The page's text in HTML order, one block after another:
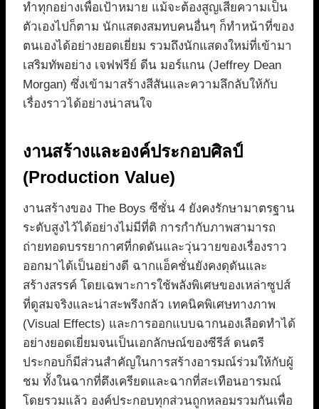
ทำทุกอย่างเพื่อเป้าหมาย แม้จะต้องสูญเสียความเป็น
ตัวเองไปก็ตาม นักแสดงสมทบคนอื่นๆ ก็ทำหน้าที่ของ
ตนเองได้อย่างยอดเยี่ยม รวมถึงนักแสดงใหม่ที่เข้ามา
เสริมทัพอย่าง เจฟฟรีย์ ดีน มอร์แกน (Jeffrey Dean
Morgan) ซึ่งเข้ามาสร้างสีสันและความลึกลับให้กับ
เรื่องราวได้อย่างน่าสนใจ
งานสร้างและองค์ประกอบศิลป์
(Production Value)
งานสร้างของ The Boys ซีซั่น 4 ยังคงรักษามาตรฐาน
ระดับสูงไว้ได้อย่างไม่มีที่ติ การกำกับภาพสามารถ
ถ่ายทอดบรรยากาศที่กดดันและวุ่นวายของเรื่องราว
ออกมาได้เป็นอย่างดี ฉากแอ็คชั่นยังคงดุดันและ
สร้างสรรค์ โดยเฉพาะการใช้พลังพิเศษของเหล่าซูปส์
ที่ดูสมจริงและน่าสะพรึงกลัว เทคนิคพิเศษทางภาพ
(Visual Effects) และการออกแบบฉากนองเลือดทำได้
อย่างยอดเยี่ยมจนเป็นเอกลักษณ์ของซีรีส์ ดนตรี
ประกอบก็มีส่วนสำคัญในการสร้างอารมณ์ร่วมให้กับผู้
ชม ทั้งในฉากที่ตึงเครียดและฉากที่สะเทือนอารมณ์
โดยรวมแล้ว องค์ประกอบทุกส่วนถูกหลอมรวมกันเพื่อ